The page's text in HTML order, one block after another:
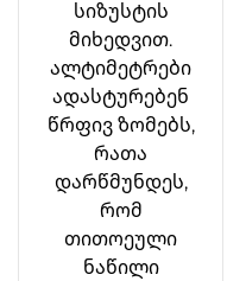
სიზუსტის
მიხედვით.
ალტიმეტრები
ადასტურებენ
წრფივ ზომებს,
რათა
დარწმუნდეს,
რომ
თითოეული
ნაწილი